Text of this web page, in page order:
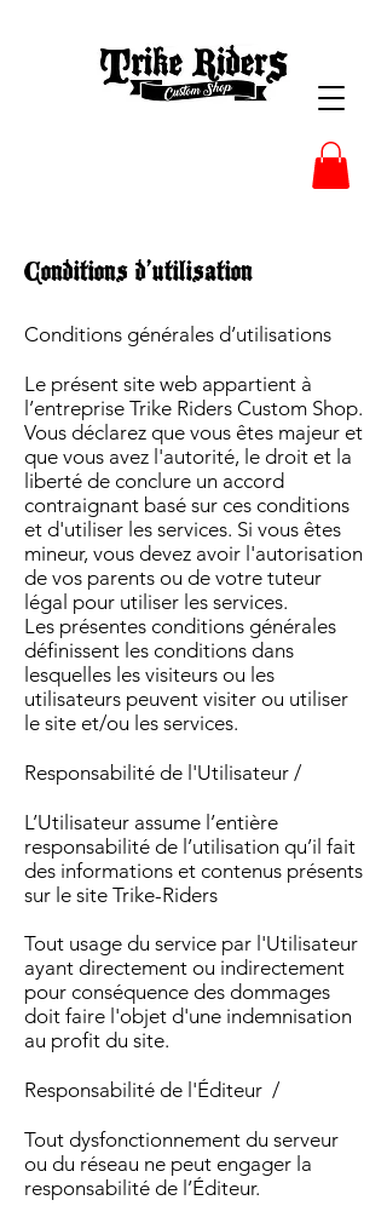
Conditions d’utilisation
Conditions générales d’utilisations
Le présent site web appartient à
l’entreprise Trike Riders Custom Shop.
Vous déclarez que vous êtes majeur et
que vous avez l'autorité, le droit et la
liberté de conclure un accord
contraignant basé sur ces conditions
et d'utiliser les services. Si vous êtes
mineur, vous devez avoir l'autorisation
de vos parents ou de votre tuteur
légal pour utiliser les services.
Les présentes conditions générales
définissent les conditions dans
lesquelles les visiteurs ou les
utilisateurs peuvent visiter ou utiliser
le site et/ou les services.
Responsabilité de l'Utilisateur /
L’Utilisateur assume l’entière
responsabilité de l’utilisation qu’il fait
des informations et contenus présents
sur le site Trike-Riders
Tout usage du service par l'Utilisateur
ayant directement ou indirectement
pour conséquence des dommages
doit faire l'objet d'une indemnisation
au profit du site.
Responsabilité de l'Éditeur /
Tout dysfonctionnement du serveur
ou du réseau ne peut engager la
responsabilité de l’Éditeur.